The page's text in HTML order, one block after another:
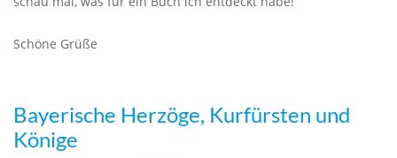
Schöne Grüße
Bayerische Herzöge, Kurfürsten und
Könige